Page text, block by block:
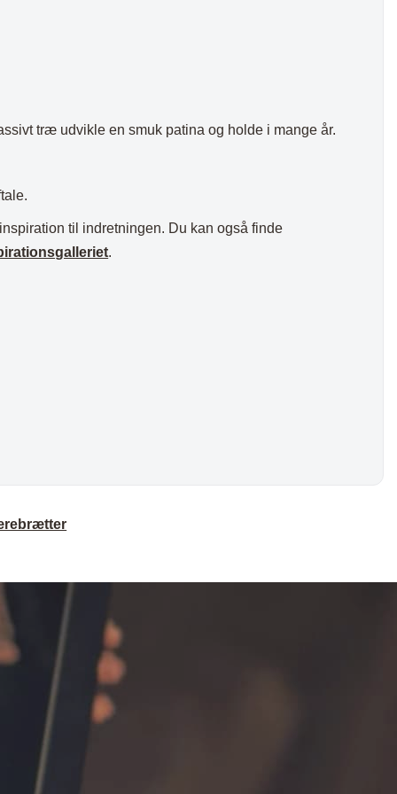
træ udvikle en smuk patina og holde i mange år.
til indretningen. Du kan også finde
.